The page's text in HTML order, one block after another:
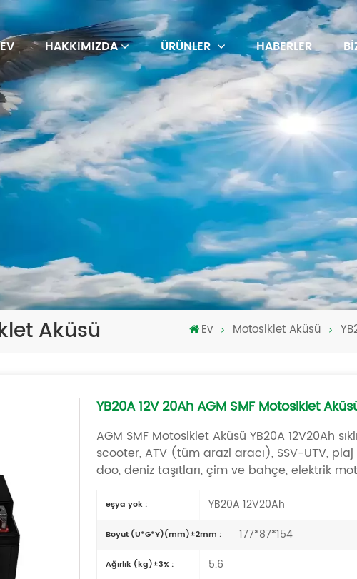
EV HAKKIMIZDA ÜRÜNLER HABERLER
Aküsü Ev Motosiklet Aküsü
YB20A 12V 20Ah AGM SMF Motosiklet
AGM SMF Motosiklet Aküsü YB20A 12V20Ah
scooter, ATV (tüm arazi aracı), SSV-UTV,
doo, deniz taşıtları, çim ve bahçe, elektrik
eşya yok : YB20A 12V20Ah
Boyut (U*G*Y)(mm)±2mm : 177*87*154
Ağırlık (kg)±3% : 5.6